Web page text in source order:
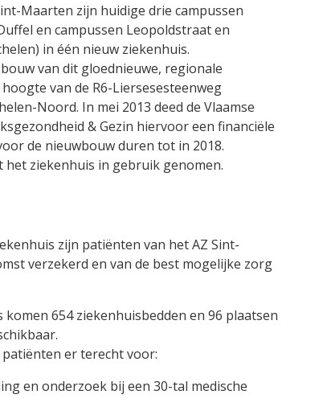
Maarten zijn huidige drie campussen
en campussen Leopoldstraat en
in één nieuw ziekenhuis.
van dit gloednieuwe, regionale
van de R6-Liersesesteenweg
Noord. In mei 2013 deed de Vlaamse
& Gezin hiervoor een financiële
de nieuwbouw duren tot in 2018.
ziekenhuis in gebruik genomen.
zijn patiënten van het AZ Sint-
verzekerd en van de best mogelijke zorg
654 ziekenhuisbedden en 96 plaatsen
er terecht voor:
en onderzoek bij een 30-tal medische